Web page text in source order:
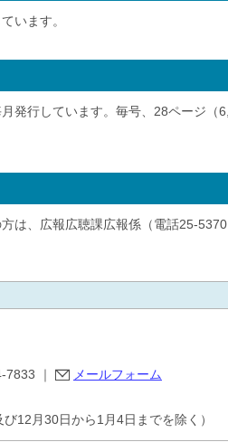
います。
発行しています。毎号、28ページ（
は、広報広聴課広報係（電話25-5370
7833 ｜
メールフォーム
12月30日から1月4日までを除く）